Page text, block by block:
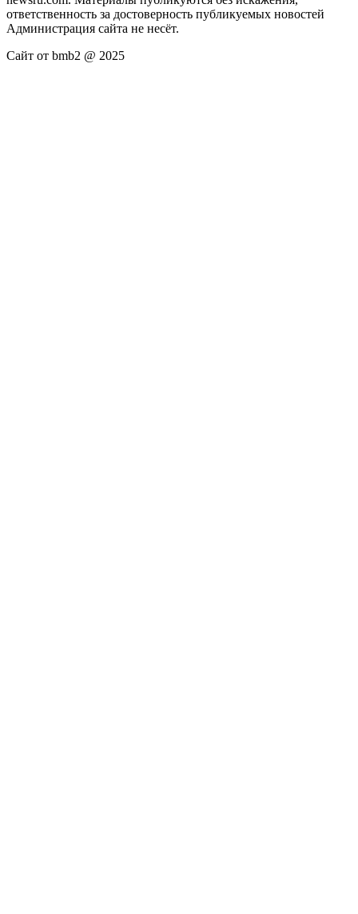
ответственность за достоверность публикуемых новостей
Администрация сайта не несёт.
Сайт от bmb2 @ 2025